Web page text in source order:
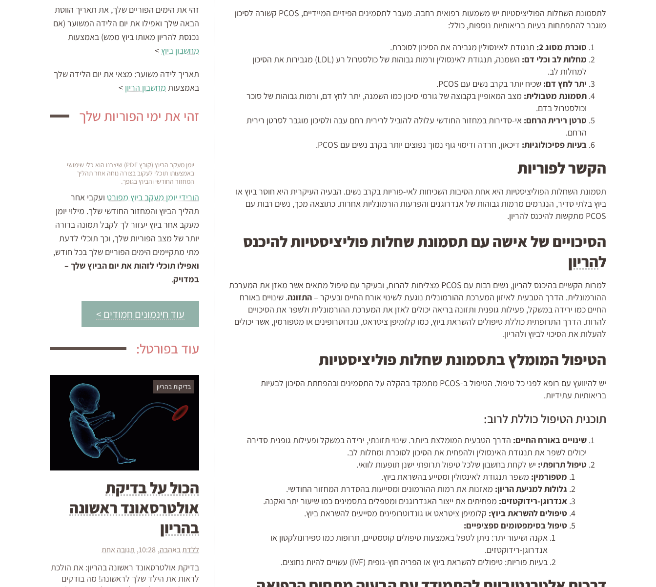
לתסמונת השחלות הפוליציסטיות יש משמעות רפואית רחבה. מעבר לתסמינים הפיזיים המיידיים, PCOS קשורה לסיכון
מוגבר להתפתחות בעיות בריאותיות נוספות, כולל:
סוכרת מסוג 2:
תנגודת לאינסולין מגבירה את הסיכון לסוכרת.
מחלות לב וכלי דם:
השמנה, תנגודת לאינסולין ורמות גבוהות של כולסטרול רע (LDL) מגבירות את הסיכון
למחלות לב.
יתר לחץ דם: שכיח יותר בקרב נשים עם PCOS.
תסמונת מטבולית: מצב המאופיין בקבוצה של גורמי סיכון כמו השמנה, יתר לחץ דם, ורמות גבוהות של סוכר
וכולסטרול בדם.
סרטן רירית הרחם: אי-סדירות במחזור החודשי עלולה להוביל לרירית רחם עבה ולסיכון מוגבר לסרטן רירית
הרחם.
בעיות פסיכולוגיות: דיכאון, חרדה ודימוי גוף נמוך נפוצים יותר בקרב נשים עם PCOS.
הקשר לפוריות
תסמונת השחלות הפוליציסטיות היא אחת הסיבות השכיחות לאי-פוריות בקרב נשים. הבעיה העיקרית היא חוסר ביוץ או
ביוץ בלתי סדיר, הנגרמים מרמות גבוהות של אנדרוגנים והפרעות הורמונליות אחרות. כתוצאה מכך, נשים רבות עם
PCOS מתקשות להיכנס להריון.
הסיכויים של אישה עם תסמונת שחלות פוליציסטיות להיכנס
להריון
למרות הקשיים בהיכנס להריון, נשים רבות עם PCOS מצליחות להרות, ובעיקר עם טיפול מתאים אשר מאזן את המערכת
ההורמונלית. הדרך הטבעית לאיזון המערכת ההורמונלית נוגעת לשינוי אורח החיים ובעיקר –התזונה. שינויים באורח
החיים כמו ירידה במשקל, פעילות גופנית ותזונה בריאה יכולים לאזן את המערכת ההורמונלית ולשפר את הסיכויים
להרות. הדרך התרופתית כוללת טיפולים להשראת ביוץ, כמו קלומיפן ציטראט, גונדוטרופינים או מטפורמין, אשר יכולים
להעלות את הסיכוי לביוץ ולהריון.
הטיפול המומלץ בתסמונת שחלות פוליציסטיות
יש להיוועץ עם רופא לפני כל טיפול. הטיפול ב-PCOS מתמקד בהקלה על התסמינים ובהפחתת הסיכון לבעיות
בריאותיות עתידיות.
תוכנית הטיפול כוללת לרוב:
שינויים באורח החיים: הדרך הטבעית המומלצת ביותר. שינוי תזונתי, ירידה במשקל ופעילות גופנית סדירה
יכולים לשפר את תנגודת האינסולין ולהפחית את הסיכון לסוכרת ומחלות לב.
טיפול תרופתי: יש לקחת בחשבון שלכל טיפול תרופתי ישנן תופעות לוואי.
מטפורמין: משפר תנגודת לאינסולין ומסייע בהשראת ביוץ.
גלולות למניעת הריון: מאזנות את רמות ההורמונים ומסייעות בהסדרת המחזור החודשי.
אנדרוגן-רידוקטזים: מפחיתים את ייצור האנדרוגנים ומטפלים בתסמינים כמו שיעור יתר ואקנה.
טיפולים להשראת ביוץ: קלומיפן ציטראט או גונדוטרופינים מסייעים להשראת ביוץ.
טיפול בסימפטומים ספציפיים:
אקנה ושיעור יתר: ניתן לטפל באמצעות טיפולים קוסמטיים, תרופות כמו ספירונולקטון או
אנדרוגן-רידוקטזים.
בעיות פוריות: טיפולים להשראת ביוץ או הפריה חוץ-גופית (IVF) עשויים להיות נחוצים.
זהי את הימים הפוריים שלך, את תאריך הווסת
הבאה שלך ואפילו את יום הלידה המשוער (אם
נכנסת להריון מאותו ביוץ ממש) באמצעות
מחשבון ביוץ >
תאריך לידה משוער: מצאי את יום הלידה שלך
באמצעות מחשבון הריון >
זהי את ימי הפוריות שלך
יומן מעקב הביוץ (קובץ PDF) שיצרנו הוא כלי שימושי
באמצעותו תוכלי לעקוב בצורה נוחה אחר תהליך
המחזור החודשי והביוץ בגופך.
הורידי יומן מעקב ביוץ מפורט ועקבי אחר
תהליך הביוץ והמחזור החודשי שלך. מילוי יומן
מעקב אחר ביוץ יעזור לך לקבל תמונה ברורה
יותר של מצב הפוריות שלך, וכך תוכלי לדעת
מתי מתקיימים הימים הפוריים שלך בכל חודש,
ואפילו תוכלי לזהות את יום הביוץ שלך –
במדויק.
עוד חינמונים חמודים >
עוד בפורטל:
בדיקות בהריון
הכול על בדיקת
אולטרסאונד ראשונה
בהריון
ללדת באהבה 10:28 תגובה אחת
בדיקת אולטרסאונד ראשונה בהריון: את הולכת
לראות את הילד שלך לראשונה! מה בודקים